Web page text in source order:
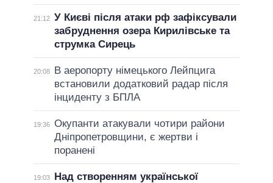
21:12 У Києві після атаки рф зафіксували
забруднення озера Кирилівське та
струмка Сирець
20:08
В аеропорту німецького Лейпцига
встановили додатковий радар після
інциденту з БПЛА
19:36 Окупанти атакували чотири райони
Дніпропетровщини, є жертви і
поранені
19:03
Над створенням української